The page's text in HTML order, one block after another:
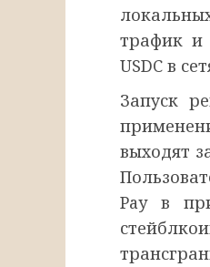
трафик и
USDC в
Запуск
выходят
Pay в